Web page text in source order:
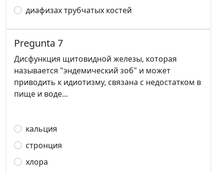
диафизах трубчатых костей
Pregunta 7
Дисфункция щитовидной железы, которая
называется "эндемический зоб" и может
приводить к идиотизму, связана с недостатком в
пище и воде...
кальция
стронция
хлора